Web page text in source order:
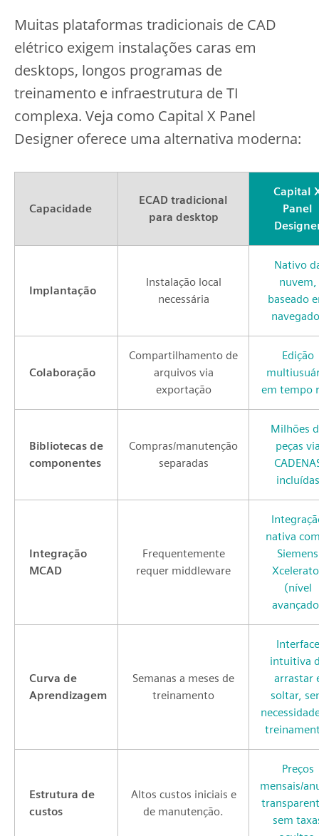
Muitas plataformas tradicionais de CAD
elétrico exigem instalações caras em
desktops, longos programas de
treinamento e infraestrutura de TI
complexa. Veja como Capital X Panel
Designer oferece uma alternativa moderna:
Capacidade
ECAD tradicional
para desktop
Capital
Panel
Implantação
Instalação local
necessária
Nativo
nuvem,
baseado
Colaboração
Compartilhamento de
arquivos via
exportação
Edição
em tempo
Bibliotecas de
componentes
Compras/manutenção
separadas
Milhões
peças
incluídas
Integração
MCAD
Frequentemente
requer middleware
nativa
Siemens
(nível
Curva de
Aprendizagem
Semanas a meses de
treinamento
Interface
intuitiva
arrastar
soltar,
Estrutura de
custos
Altos custos iniciais e
de manutenção.
Preços
mensais/
sem